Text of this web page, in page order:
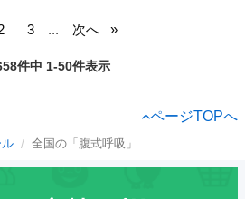
3 ... 次へ
件中 1-50件表示
ページTOPへ
全国の「腹式呼吸」